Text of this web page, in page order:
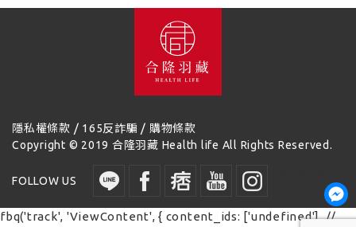
隱私權條款 / 165反詐騙 / 購物條款
Copyright © 2019 合隆羽藏 Health life All Rights Reserved.
FOLLOW US
0.143374 秒
fbq('track', 'ViewContent', { content_ids: ['undefined'], //